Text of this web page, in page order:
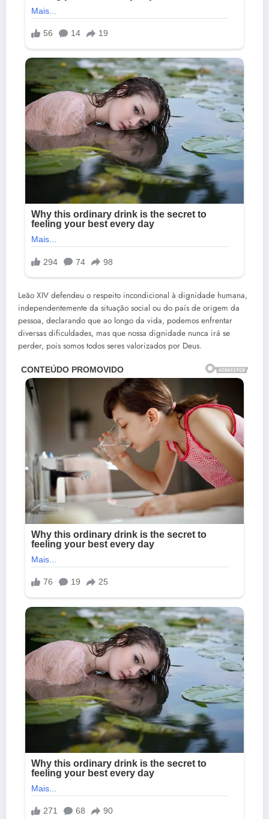
Leão XIV defendeu o respeito incondicional à dignidade humana,
independentemente da situação social ou do país de origem da
pessoa, declarando que ao longo da vida, podemos enfrentar
diversas dificuldades, mas que nossa dignidade nunca irá se
perder, pois somos todos seres valorizados por Deus.